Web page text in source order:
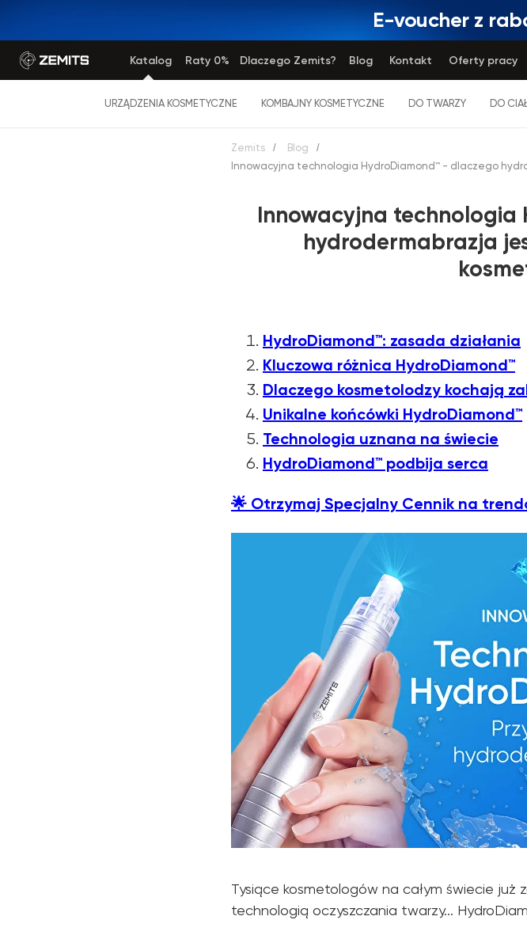
E-voucher z
Katalog Blog
Raty 0% Dlaczego Zemits? Kontakt Oferty pracy
URZĄDZENIA KOSMETYCZNE KOMBAJNY KOSMETYCZNE DO TWARZY DO
Zemits / Blog
/
Innowacyjna technologia HydroDiamond™ - dlaczego
Innowacyjna technologia
hydrodermabrazja
HydroDiamond™: zasada działania
Kluczowa różnica HydroDiamond™
Dlaczego kosmetolodzy kochają
Unikalne końcówki HydroDiamond™
Technologia uznana na świecie
HydroDiamond™ podbija serca
🌟 Otrzymaj Specjalny Cennik na
Tysiące kosmetologów na całym świecie już
technologią oczyszczania twarzy...